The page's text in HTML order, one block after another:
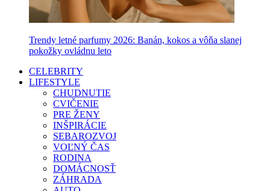
Trendy letné parfumy 2026: Banán, kokos a vôňa slanej
pokožky ovládnu leto
CELEBRITY
LIFESTYLE
CHUDNUTIE
CVIČENIE
PRE ŽENY
INŠPIRÁCIE
SEBAROZVOJ
VOĽNÝ ČAS
RODINA
DOMÁCNOSŤ
ZÁHRADA